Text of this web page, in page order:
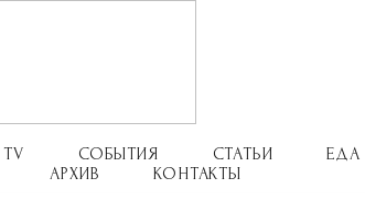
TV СОБЫТИЯ СТАТЬИ ЕДА
АРХИВ КОНТАКТЫ